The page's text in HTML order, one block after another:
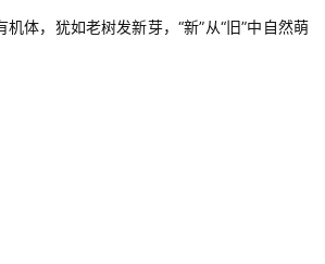
体，犹如老树发新芽，“新”从“旧”中自然萌